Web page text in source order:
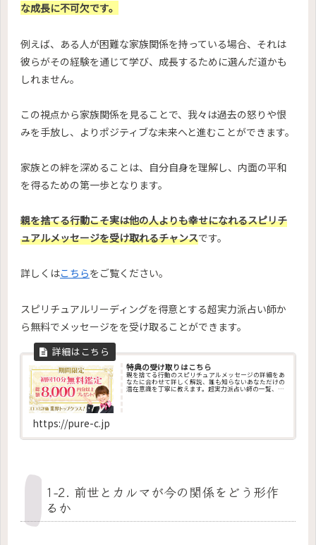
な成長に不可欠です。
例えば、ある人が困難な家族関係を持っている場合、それは
彼らがその経験を通じて学び、成長するために選んだ道かも
しれません。
この視点から家族関係を見ることで、我々は過去の怒りや恨
みを手放し、よりポジティブな未来へと進むことができます。
家族との絆を深めることは、自分自身を理解し、内面の平和
を得るための第一歩となります。
親を捨てる行動こそ実は他の人よりも幸せになれるスピリチ
ュアルメッセージを受け取れるチャンスです。
詳しくはこちらをご覧ください。
スピリチュアルリーディングを得意とする超実力派占い師か
ら無料でメッセージをを受け取ることができます。
特典の受け取りはこちら
親を捨てる行動のスピリチュアルメッセージの詳細をあ
なたに合わせて詳しく解説、誰も知らないあなただけの
潜在意識を丁寧に教えます。超実力派占い師の一覧、そ
https://pure-c.jp
1-2. 前世とカルマが今の関係をどう形作
るか